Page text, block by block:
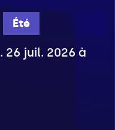
Été
26 juil. 2026 à